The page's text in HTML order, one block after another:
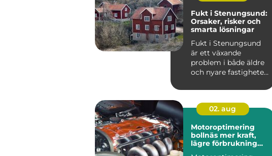
Fukt i Stenungsund:
Orsaker, risker och
smarta lösningar
Fukt i Stenungsund
är ett växande
problem i både äldre
och nyare fastigheter,
02. aug
Motoroptimering
bollnäs mer kraft,
lägre förbrukning